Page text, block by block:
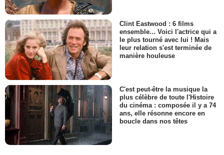
Clint Eastwood : 6 films
ensemble... Voici l'actrice qui a
le plus tourné avec lui ! Mais
leur relation s'est terminée de
manière houleuse
C'est peut-être la musique la
plus célèbre de toute l'Histoire
du cinéma : composée il y a 74
ans, elle résonne encore en
boucle dans nos têtes